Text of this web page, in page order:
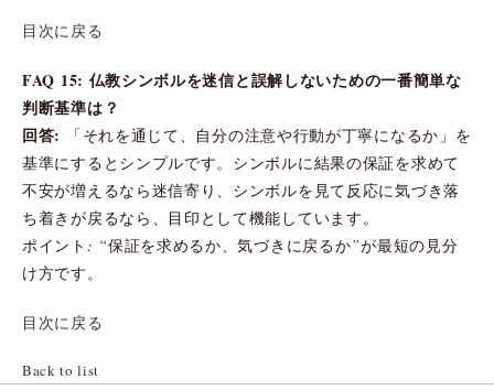
目次に戻る
FAQ 15: 仏教シンボルを迷信と誤解しないための一番簡単な
判断基準は？
回答:
「それを通じて、自分の注意や行動が丁寧になるか」を
基準にするとシンプルです。シンボルに結果の保証を求めて
不安が増えるなら迷信寄り、シンボルを見て反応に気づき落
ち着きが戻るなら、目印として機能しています。
ポイント: “保証を求めるか、気づきに戻るか”が最短の見分
け方です。
目次に戻る
Back to list